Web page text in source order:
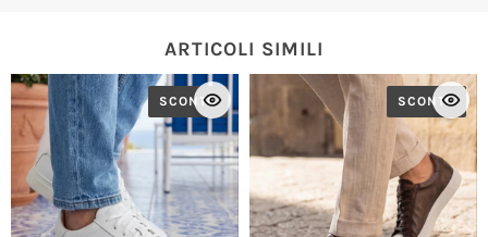
ARTICOLI SIMILI
SCONTO SCONTO